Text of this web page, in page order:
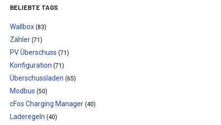
BELIEBTE TAGS
Wallbox (83)
Zähler (71)
PV Überschuss (71)
Konfiguration (71)
Überschussladen (65)
Modbus (50)
cFos Charging Manager (40)
Laderegeln (40)